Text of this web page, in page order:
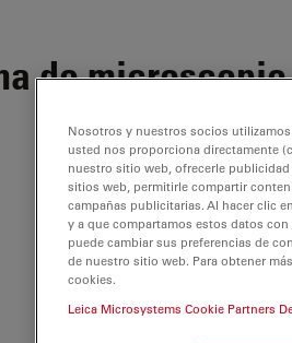
de
Nosotros y nuestros socios
usted nos proporciona directamente
nuestro sitio web, ofrecerle
sitios web, permitirle compartir
campañas publicitarias. Al hacer clic
y a que compartamos estos datos
puede cambiar sus preferencias de
de nuestro sitio web. Para obtener
cookies.
Leica Microsystems Cookie Partners